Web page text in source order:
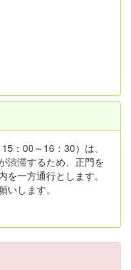
：00～16：30）は、
渋滞するため、正門を
一方通行とします。
します。